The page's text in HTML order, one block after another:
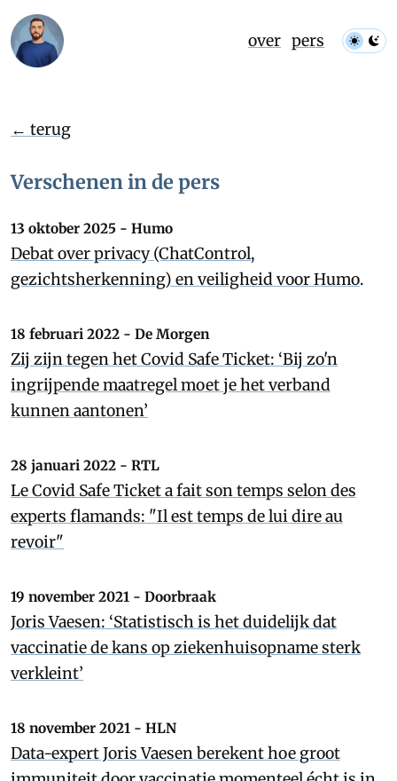
over pers
← terug
Verschenen in de pers
13 oktober 2025 - Humo
Debat over privacy (ChatControl,
gezichtsherkenning) en veiligheid voor Humo.
18 februari 2022 - De Morgen
Zij zijn tegen het Covid Safe Ticket: ‘Bij zo'n
ingrijpende maatregel moet je het verband
kunnen aantonen’
28 januari 2022 - RTL
Le Covid Safe Ticket a fait son temps selon des
experts flamands: "Il est temps de lui dire au
revoir"
19 november 2021 - Doorbraak
Joris Vaesen: ‘Statistisch is het duidelijk dat
vaccinatie de kans op ziekenhuisopname sterk
verkleint’
18 november 2021 - HLN
Data-expert Joris Vaesen berekent hoe groot